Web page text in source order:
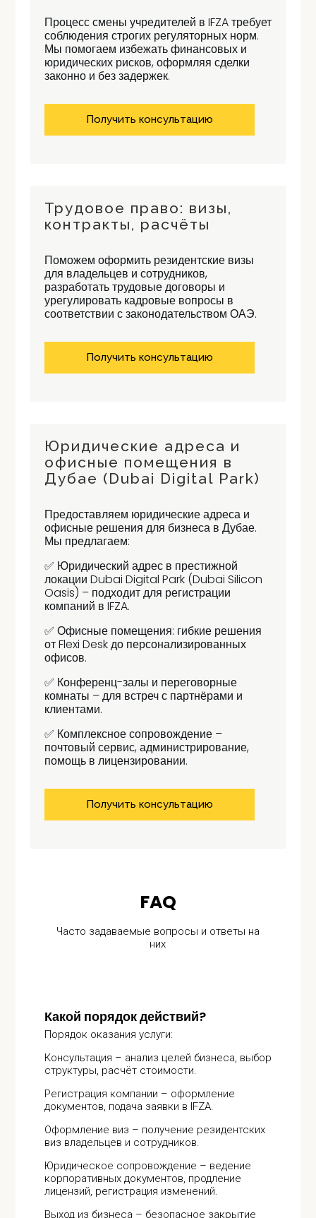
Процесс смены учредителей в IFZA требует
соблюдения строгих регуляторных норм.
Мы помогаем избежать финансовых и
юридических рисков, оформляя сделки
законно и без задержек.
Получить консультацию
Трудовое право: визы,
контракты, расчёты
Поможем оформить резидентские визы
для владельцев и сотрудников,
разработать трудовые договоры и
урегулировать кадровые вопросы в
соответствии с законодательством ОАЭ.
Получить консультацию
Юридические адреса и
офисные помещения в
Дубае (Dubai Digital Park)
Предоставляем юридические адреса и
офисные решения для бизнеса в Дубае.
Мы предлагаем:
✅ Юридический адрес в престижной
локации Dubai Digital Park (Dubai Silicon
Oasis) – подходит для регистрации
компаний в IFZA.
✅ Офисные помещения: гибкие решения
от Flexi Desk до персонализированных
офисов.
✅ Конференц-залы и переговорные
комнаты – для встреч с партнёрами и
клиентами.
✅ Комплексное сопровождение –
почтовый сервис, администрирование,
помощь в лицензировании.
Получить консультацию
FAQ
Часто задаваемые вопросы и ответы на
них
Какой порядок действий?
Порядок оказания услуги:
Консультация – анализ целей бизнеса, выбор
структуры, расчёт стоимости.
Регистрация компании – оформление
документов, подача заявки в IFZA.
Оформление виз – получение резидентских
виз владельцев и сотрудников.
Юридическое сопровождение – ведение
корпоративных документов, продление
лицензий, регистрация изменений.
Выход из бизнеса – безопасное закрытие